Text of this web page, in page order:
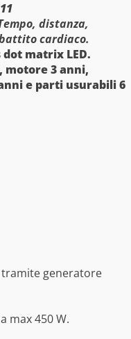
distanza,
cardiaco.
matrix LED.
motore 3 anni,
e parti usurabili 6
generatore
max 450 W.